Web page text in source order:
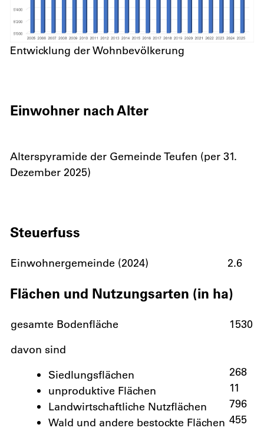
Entwicklung der Wohnbevölkerung
Einwohner nach Alter
Alterspyramide der Gemeinde Teufen (per 31.
Dezember 2025)
Steuerfuss
Einwohnergemeinde (2024) 2.6
Flächen und Nutzungsarten (in ha)
gesamte Bodenfläche
davon sind
Siedlungsflächen
unproduktive Flächen
Landwirtschaftliche Nutzflächen
Wald und andere bestockte Flächen
1530
268
11
796
455